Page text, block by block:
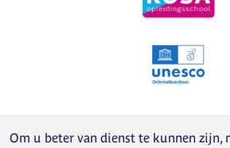
Om u beter van dienst te kunnen zijn,